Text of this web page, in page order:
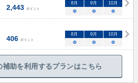
2,443 ポイント
8月 9月 10月
○ ○ ○
406 ポイント
8月 9月 10月
○ ○ ○
補助を利用するプランはこちら